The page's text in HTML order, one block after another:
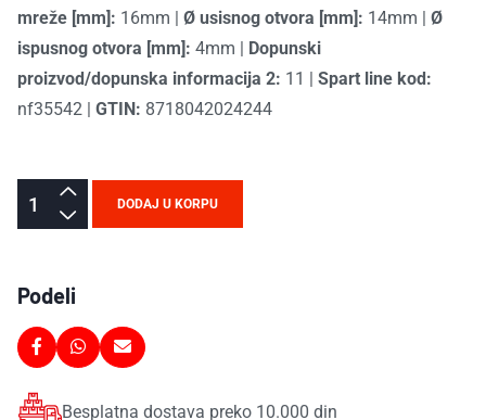
mreže [mm]: 16mm Ø usisnog otvora [mm]: 14mm
Ø
ispusnog otvora [mm]: 4mm
Dopunski
proizvod/dopunska informacija 2: 11
Spart line kod:
nf35542
GTIN: 8718042024244
DODAJ U KORPU
Podeli
Besplatna dostava preko 10.000 din